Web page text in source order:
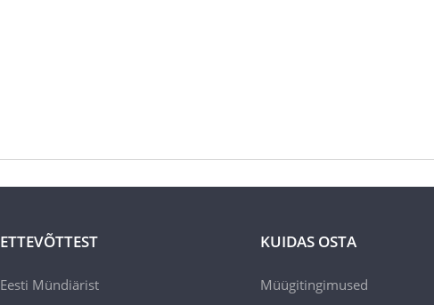
ETTEVÕTTEST
Eesti Mündiärist
KUIDAS OSTA
Müügitingimused